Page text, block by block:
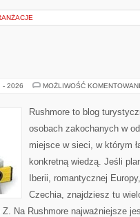
- 2026 MOŻLIWOŚĆ
Rushmore to blog
osobach zakochanych w
miejsce w sieci, w którym
konkretną wiedzą. Jeśli
Iberii, romantycznej
Czechia, znajdziesz tu
Na Rushmore najważniejsze